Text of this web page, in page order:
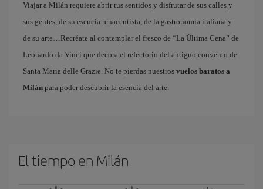
Viajar a Milán requiere abrir tus sentidos y disfrutar de sus calles y
sus gentes, de su esencia renacentista, de la gastronomía italiana y
de su arte…Recréate al contemplar el fresco de “La Última Cena” de
Leonardo da Vinci que decora el refectorio del antiguo convento de
Santa Maria delle Grazie. No te pierdas nuestros vuelos baratos a
Milán para poder descubrir la esencia del arte.
El tiempo en Milán